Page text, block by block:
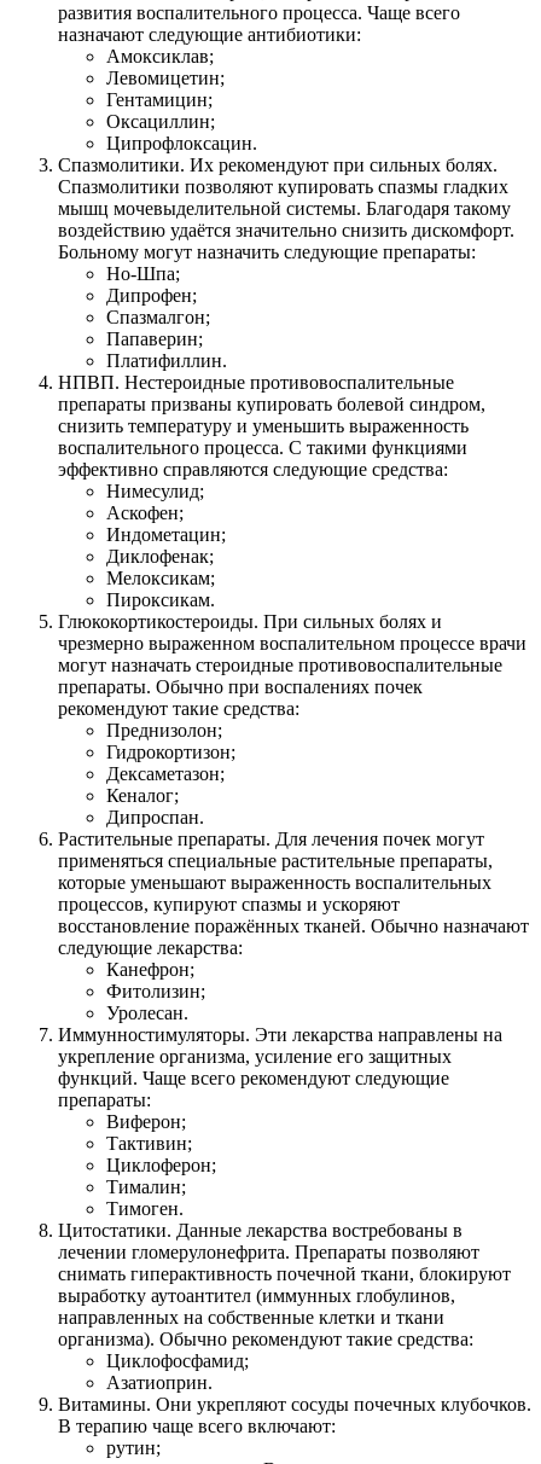
развития воспалительного процесса. Чаще всего
назначают следующие антибиотики:
Амоксиклав;
Левомицетин;
Гентамицин;
Оксациллин;
Ципрофлоксацин.
Спазмолитики. Их рекомендуют при сильных болях.
Спазмолитики позволяют купировать спазмы гладких
мышц мочевыделительной системы. Благодаря такому
воздействию удаётся значительно снизить дискомфорт.
Больному могут назначить следующие препараты:
Но-Шпа;
Дипрофен;
Спазмалгон;
Папаверин;
Платифиллин.
НПВП. Нестероидные противовоспалительные
препараты призваны купировать болевой синдром,
снизить температуру и уменьшить выраженность
воспалительного процесса. С такими функциями
эффективно справляются следующие средства:
Нимесулид;
Аскофен;
Индометацин;
Диклофенак;
Мелоксикам;
Пироксикам.
Глюкокортикостероиды. При сильных болях и
чрезмерно выраженном воспалительном процессе врачи
могут назначать стероидные противовоспалительные
препараты. Обычно при воспалениях почек
рекомендуют такие средства:
Преднизолон;
Гидрокортизон;
Дексаметазон;
Кеналог;
Дипроспан.
Растительные препараты. Для лечения почек могут
применяться специальные растительные препараты,
которые уменьшают выраженность воспалительных
процессов, купируют спазмы и ускоряют
восстановление поражённых тканей. Обычно назначают
следующие лекарства:
Канефрон;
Фитолизин;
Уролесан.
Иммунностимуляторы. Эти лекарства направлены на
укрепление организма, усиление его защитных
функций. Чаще всего рекомендуют следующие
препараты:
Виферон;
Тактивин;
Циклоферон;
Тималин;
Тимоген.
Цитостатики. Данные лекарства востребованы в
лечении гломерулонефрита. Препараты позволяют
снимать гиперактивность почечной ткани, блокируют
выработку аутоантител (иммунных глобулинов,
направленных на собственные клетки и ткани
организма). Обычно рекомендуют такие средства:
Циклофосфамид;
Азатиоприн.
Витамины. Они укрепляют сосуды почечных клубочков.
В терапию чаще всего включают:
рутин;